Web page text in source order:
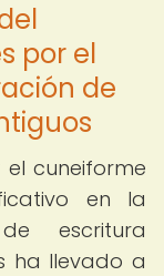
por el
de
el cuneiforme
en la
escritura
ha llevado a